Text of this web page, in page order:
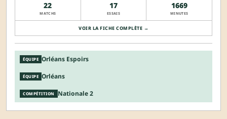
22
MATCHS
17
ESSAIS
1669
MINUTES
VOIR LA FICHE COMPLÈTE →
ÉQUIPE Orléans Espoirs
ÉQUIPE Orléans
COMPÉTITION Nationale 2